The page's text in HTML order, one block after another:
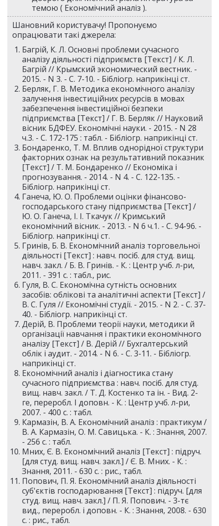
темою ( Економічний аналіз ).
Шановний користувачу! Пропонуємо
опрацювати такі джерела:
Багрій, К. Л. Основні проблеми сучасного
аналізу діяльності підприємств [Текст] / К. Л.
Багрій // Крымский экономический вестник. -
2015. - N 3. - С. 7-10. - Бібліогр. наприкінці ст.
Берляк, Г. В. Методика економічного аналізу
залучення інвестиційних ресурсів в мовах
забезпечення інвестиційної безпеки
підприємства [Текст] / Г. В. Берляк // Науковий
вісник БДФЕУ. Економічні науки. - 2015. - N 28
ч.3. - С. 172-175 : табл. - Бібліогр. наприкінці ст.
Бондаренко, Т. М. Вплив однорідної структури
факторних ознак на результативний показник
[Текст] / Т. М. Бондаренко // Економіка і
прогнозування. - 2014. - N 4. - С. 122-135. -
Бібліогр. наприкінці ст.
Ганеча, Ю. О. Проблеми оцінки фінансово-
господарського стану підприємства [Текст] /
Ю. О. Ганеча, І. І. Ткачук // Кримський
економічний вісник. - 2013. - N 6 ч.1. - С. 94-96. -
Бібліогр. наприкінці ст.
Гринів, Б. В. Економічний аналіз торговельної
діяльності [Текст] : навч. посіб. для студ. вищ.
навч. закл. / Б. В. Гринів. - К. : Центр учб. л-ри,
2011. - 391 с. : табл., рис.
Гуля, В. С. Економічна сутність основних
засобів: облікові та аналітичні аспекти [Текст] /
В. С. Гуля // Економічні студії. - 2015. - N 2. - С. 37-
40. - Бібліогр. наприкінці ст.
Дерій, В. Проблеми теорії науки, методики й
організації навчання і практики економічного
аналізу [Текст] / В. Дерій // Бухгалтерський
облік і аудит. - 2014. - N 6. - С. 3-11. - Бібліогр.
наприкінці ст.
Економічний аналіз і діагностика стану
сучасного підприємства : навч. посіб. для студ.
вищ. навч. закл. / Т. Д. Костенко та ін. - Вид. 2-
ге, переробл. І доповн. - К. : Центр учб. л-ри,
2007. - 400 с. : табл.
Кармазін, В. А. Економічний аналіз : практикум /
В. А. Кармазін, О. М. Савицька. - К. : Знання, 2007.
- 256 с. : табл.
Мних, Є. В. Економічний аналіз [Текст] : підруч.
[для студ. вищ. навч. закл.] / Є. В. Мних. - К. :
Знання, 2011. - 630 с. : рис., табл.
Попович, П. Я. Економічний аналіз діяльності
суб'єктів господарювання [Текст] : підруч. [для
студ. вищ. навч. закл.] / П. Я. Попович. - 3-тє
вид., переробл. і доповн. - К. : Знання, 2008. - 630
с. : рис., табл.